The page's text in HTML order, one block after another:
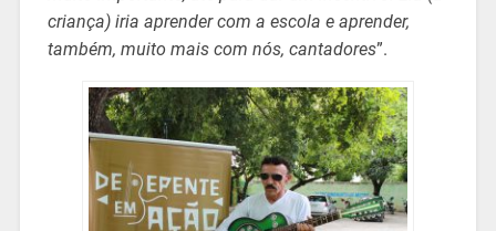
criança) iria aprender com a escola e aprender,
também, muito mais com nós, cantadores”.